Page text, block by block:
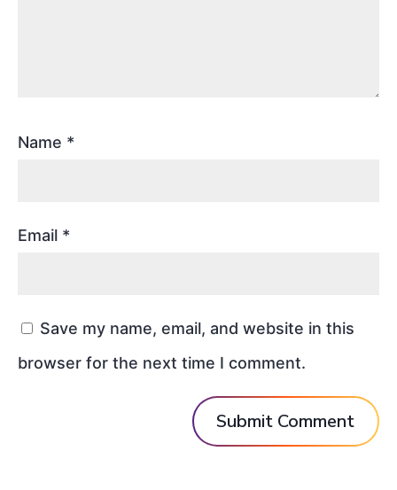
Name *
Email *
Save my name, email, and website in this
browser for the next time I comment.